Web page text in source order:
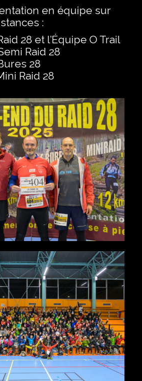
en équipe sur
:
28 et l’Équipe O Trail
Raid 28
28
Raid 28